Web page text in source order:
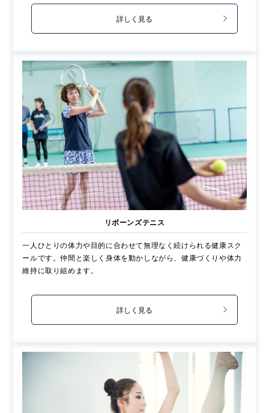
詳しく見る
リボーンズテニス
一人ひとりの体力や目的に合わせて無理なく続けられる健康スク
ールです。仲間と楽しく身体を動かしながら、健康づくりや体力
維持に取り組めます。
詳しく見る